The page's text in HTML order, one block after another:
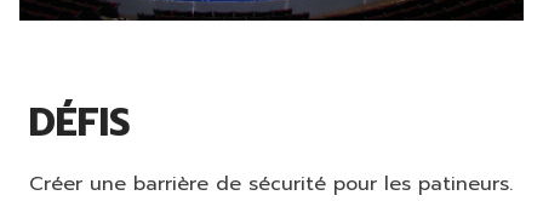
DÉFIS
Créer une barrière de sécurité pour les patineurs.